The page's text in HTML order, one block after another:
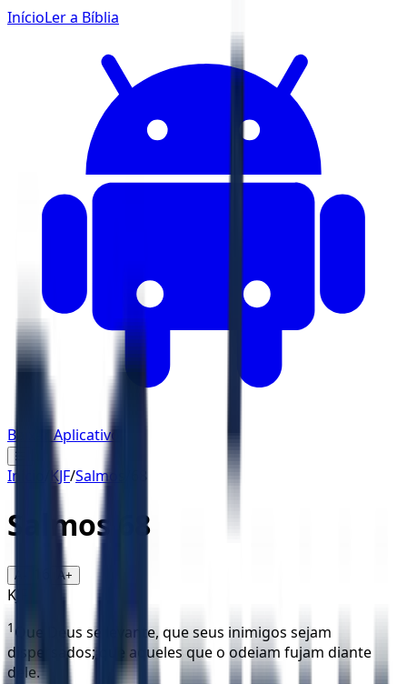
InícioLer a Bíblia
Baixar Aplicativo
☰
Início KJF/Salmos
Salmos 68
A- A+
KJF
1 Que Deus se levante, que seus inimigos sejam
dispersados; que aqueles que o odeiam fujam diante
dele.